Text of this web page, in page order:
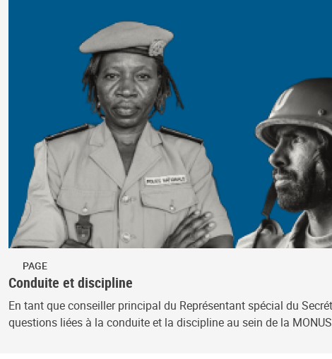
PAGE
Conduite et discipline
En tant que conseiller principal du Représentant spécial du
questions liées à la conduite et la discipline au sein de la